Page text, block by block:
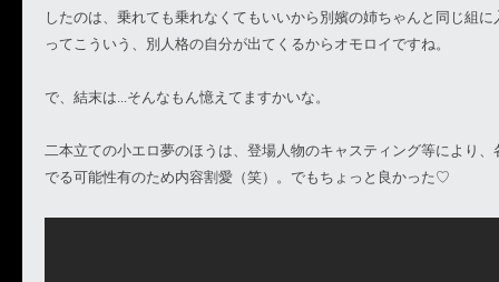
したのは、乗れても乗れなくてもいいから別嬪の姉ちゃんと同じ組
ってこういう、別人格の自分が出てくるからオモロイですね。
で、結末は...そんなもん憶えてますかいな。
二本立ての小エロ夢のほうは、登場人物のキャスティング等により
でる可能性有のため内容割愛（笑）。でもちょっと良かった♡